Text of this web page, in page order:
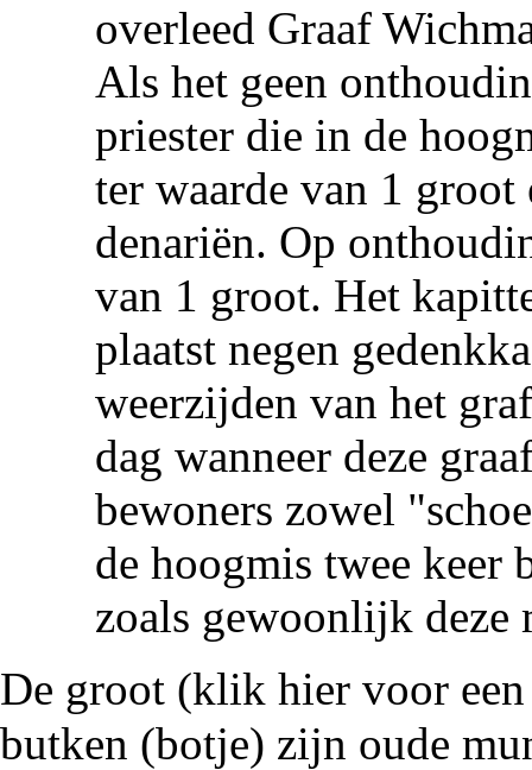
overleed Graaf
Als het geen
priester die in de
ter waarde van 1
denariën. Op
van 1 groot. Het
plaatst negen
weerzijden van het
dag wanneer deze
bewoners zowel
de hoogmis twee keer
zoals gewoonlijk deze
De groot (klik hier voor
butken (botje) zijn oude